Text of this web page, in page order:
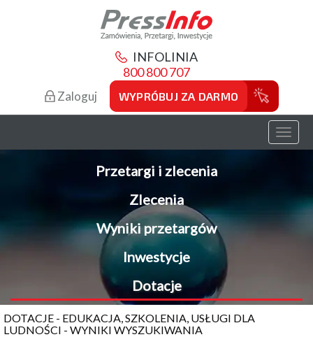
INFOLINIA
800 800 707
Zaloguj WYPRÓBUJ ZA DARMO
Toggle
Przetargi i zlecenia
Zlecenia
Wyniki przetargów
Inwestycje
Dotacje
DOTACJE - EDUKACJA, SZKOLENIA, USŁUGI DLA
LUDNOŚCI - WYNIKI WYSZUKIWANIA